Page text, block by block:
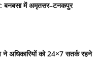
बनबसा में अमृतसर–टनकपुर
अधिकारियों को 24×7 सतर्क रहने